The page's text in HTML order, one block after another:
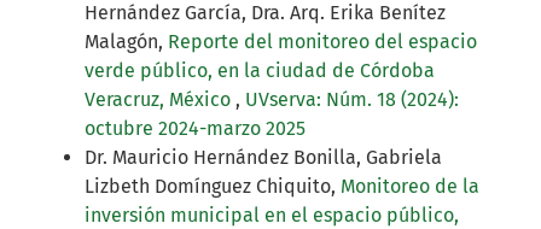
Hernández García, Dra. Arq. Erika Benítez
Malagón, Reporte del monitoreo del espacio
verde público, en la ciudad de Córdoba
Veracruz, México , UVserva: Núm. 18 (2024):
octubre 2024-marzo 2025
Dr. Mauricio Hernández Bonilla, Gabriela
Lizbeth Domínguez Chiquito, Monitoreo de la
inversión municipal en el espacio público,